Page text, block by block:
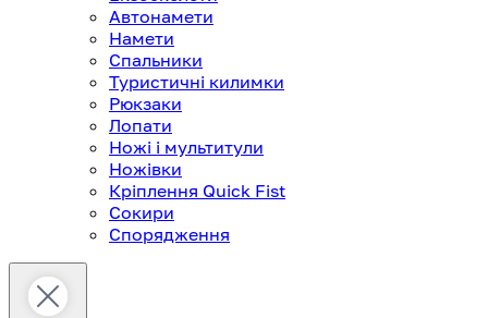
Автонамети
Намети
Спальники
Туристичні килимки
Рюкзаки
Лопати
Ножі і мультитули
Ножівки
Кріплення Quick Fist
Сокири
Спорядження